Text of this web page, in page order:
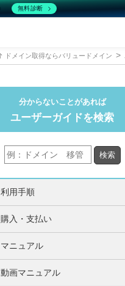
ドメイン取得ならバリュードメイン
分からないことがあれば
ユーザーガイドを検索
利用手順
購入・支払い
マニュアル
動画マニュアル
無料診断